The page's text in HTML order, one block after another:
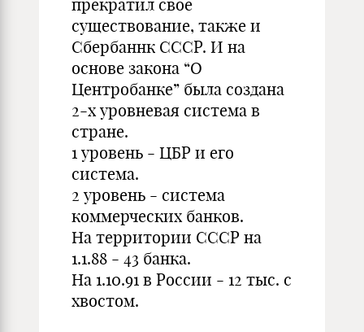
прекратил свое
существование, также и
Сбербаннк СССР. И на
основе закона “О
Центробанке” была создана
2-х уровневая система в
стране.
1 уровень - ЦБР и его
система.
2 уровень - система
коммерческих банков.
На территории СССР на
1.1.88 - 43 банка.
На 1.10.91 в России - 12 тыс. с
хвостом.